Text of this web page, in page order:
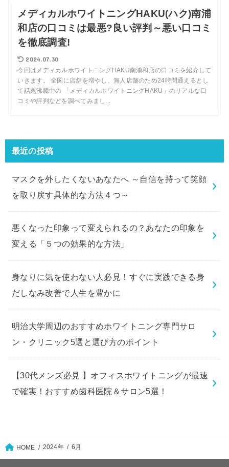
メディカルホワイトニングHAKU(ハク)南浦
和店の口コミは最悪?良い評判～悪い口コミ
を徹底調査!
2024.07.30
今回はメディカルホワイトニングHAKU南浦和店の口コミを紹介して
いきます。 全国に店舗を増やし、無人店舗のため24時間通えるとし
て話題沸騰中の 「メディカルホワイトニングHAKU」のリアルな口
コミや評判などを調べてみまし...
最近の投稿
マスクを外したくないあなたへ ～自信を持って笑顔
を取り戻す具体的な方法４つ～
悪くなった印象って変えられるの？あなたの印象を
変える「５つの効果的な方法」
身なりに気を使わない人必見！すぐに実践できる身
だしなみ改善で人生を豊かに
明治大学周辺のおすすめホワイトニング専門サロ
ン・クリニック5選と選び方のポイント
【30代メンズ必見 】オフィスホワイトニングが最速
で確実！おすすめ歯科医院＆サロン5選！
HOME 2024年 6月